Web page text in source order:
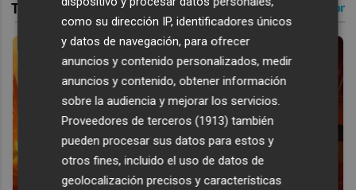
como su dirección IP, identificadores únicos
y datos de navegación, para ofrecer
anuncios y contenido personalizados, medir
anuncios y contenido, obtener información
sobre la audiencia y mejorar los servicios.
Proveedores de terceros (1913) también
pueden procesar sus datos para estos y
otros fines, incluido el uso de datos de
geolocalización precisos y características